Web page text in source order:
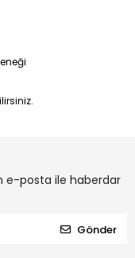
e-posta ile haberdar
Gönder